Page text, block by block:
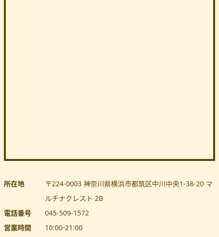
所在地 〒224-0003 神奈川県横浜市都筑区中川中央1-38-20 マ
ルチナクレスト 2B
電話番号
045-509-1572
営業時間
10:00-21:00